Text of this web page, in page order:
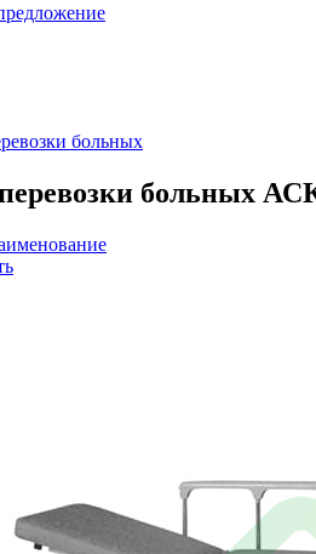
больных
больных